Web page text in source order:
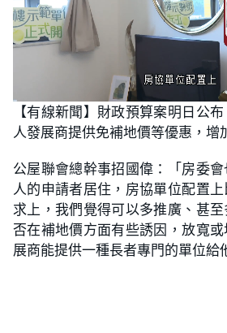
n
m
t
e
o
a
d
e
d
3
1
7
%
【有線新聞】財政預算案明日公
人發展商提供免補地價等優惠，增
公屋聯會總幹事招國偉：「房委
人的申請者居住，房協單位配置
求上，我們覺得可以多推廣、甚
否在補地價方面有些誘因，放寬
展商能提供一種長者專門的單位給